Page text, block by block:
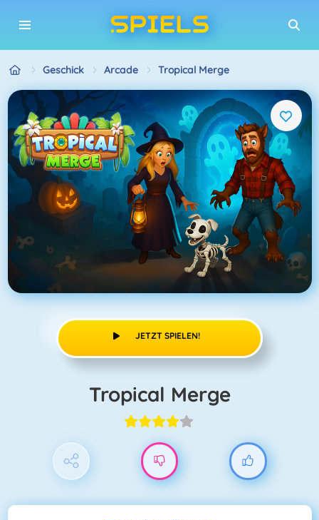
Geschick Arcade Tropical Merge
JETZT SPIELEN!
Tropical Merge